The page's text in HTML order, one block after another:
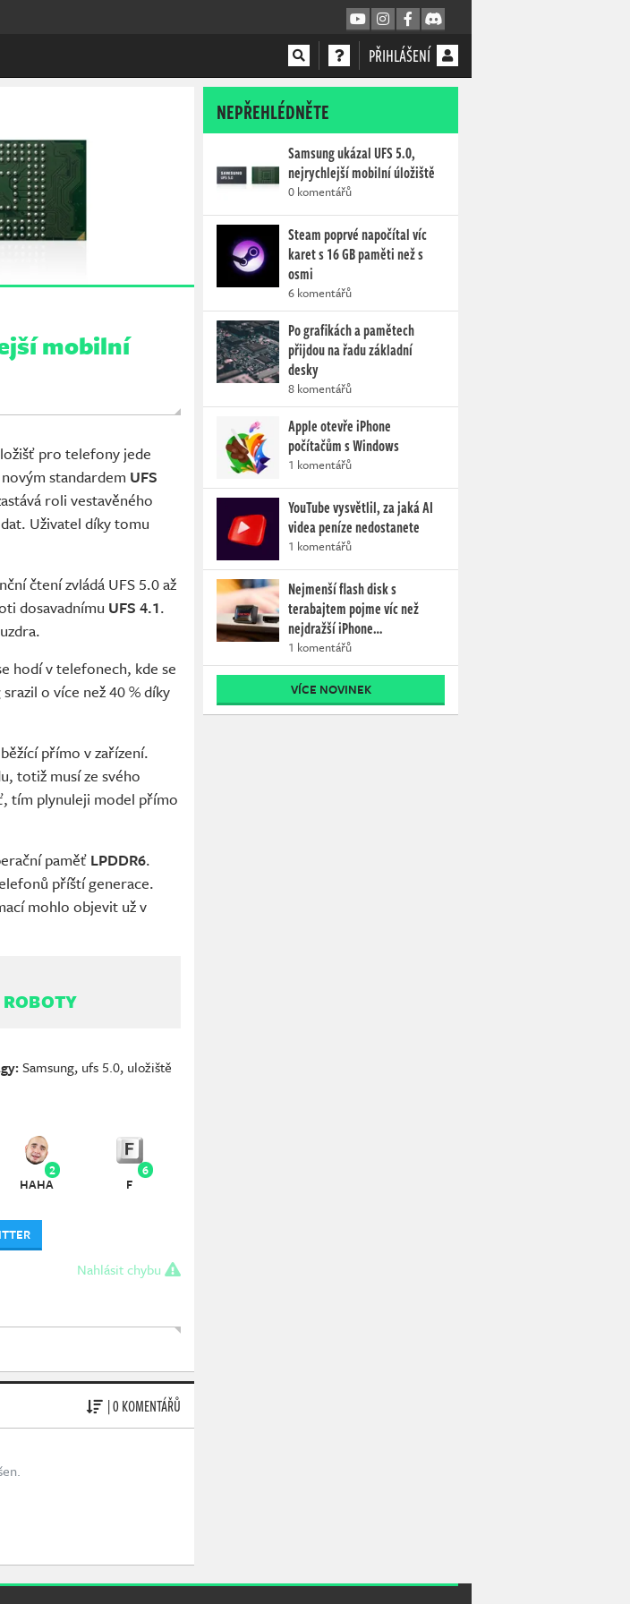
PŘIHLÁŠENÍ
mobilní
pro telefony jede
standardem UFS
roli vestavěného
Uživatel díky tomu
čtení zvládá UFS 5.0 až
dosavadnímu UFS 4.1.
hodí v telefonech, kde se
o více než 40 % díky
přímo v zařízení.
totiž musí ze svého
tím plynuleji model přímo
paměť LPDDR6.
příští generace.
mohlo objevit už v
Samsung, ufs 5.0, uložiště
2
HAHA
6
F
Nahlásit chybu
| 0 KOMENTÁŘŮ
NEPŘEHLÉDNĚTE
Samsung ukázal UFS 5.0,
nejrychlejší mobilní úložiště
0 komentářů
Steam poprvé napočítal víc
karet s 16 GB paměti než s
osmi
6 komentářů
Po grafikách a pamětech
přijdou na řadu základní
desky
8 komentářů
Apple otevře iPhone
počítačům s Windows
1 komentářů
YouTube vysvětlil, za jaká AI
videa peníze nedostanete
1 komentářů
Nejmenší flash disk s
terabajtem pojme víc než
nejdražší iPhone…
1 komentářů
VÍCE NOVINEK